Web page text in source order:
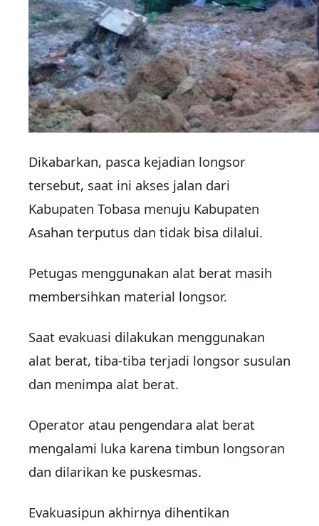
Dikabarkan, pasca kejadian longsor
tersebut, saat ini akses jalan dari
Kabupaten Tobasa menuju Kabupaten
Asahan terputus dan tidak bisa dilalui.
Petugas menggunakan alat berat masih
membersihkan material longsor.
Saat evakuasi dilakukan menggunakan
alat berat, tiba-tiba terjadi longsor susulan
dan menimpa alat berat.
Operator atau pengendara alat berat
mengalami luka karena timbun longsoran
dan dilarikan ke puskesmas.
Evakuasipun akhirnya dihentikan